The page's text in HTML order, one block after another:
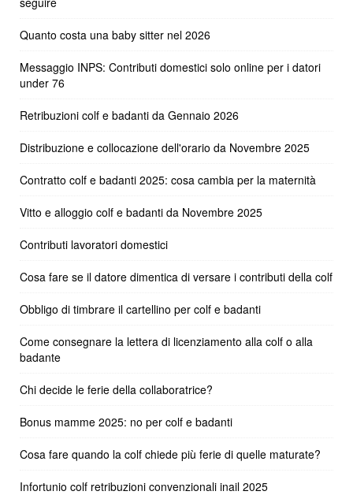
Quanto costa una baby sitter nel 2026
Messaggio INPS: Contributi domestici solo online per i datori
under 76
Retribuzioni colf e badanti da Gennaio 2026
Distribuzione e collocazione dell'orario da Novembre 2025
Contratto colf e badanti 2025: cosa cambia per la maternità
Vitto e alloggio colf e badanti da Novembre 2025
Contributi lavoratori domestici
Cosa fare se il datore dimentica di versare i contributi della colf
Obbligo di timbrare il cartellino per colf e badanti
Come consegnare la lettera di licenziamento alla colf o alla
badante
Chi decide le ferie della collaboratrice?
Bonus mamme 2025: no per colf e badanti
Cosa fare quando la colf chiede più ferie di quelle maturate?
Infortunio colf retribuzioni convenzionali inail 2025